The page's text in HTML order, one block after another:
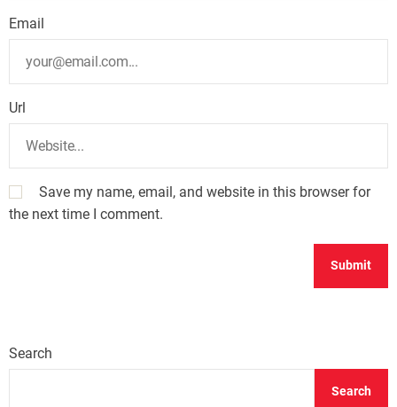
Email
Url
Save my name, email, and website in this browser for
the next time I comment.
Search
Search